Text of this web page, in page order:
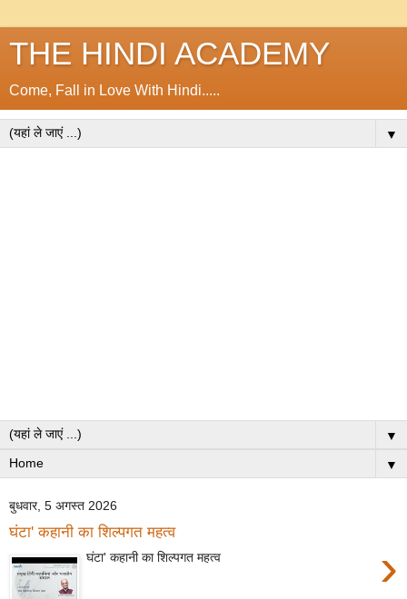
THE HINDI ACADEMY
Come, Fall in Love With Hindi.....
▼
▼
▼
बुधवार, 5 अगस्त 2026
घंटा' कहानी का शिल्पगत महत्व
›
घंटा' कहानी का शिल्पगत महत्व